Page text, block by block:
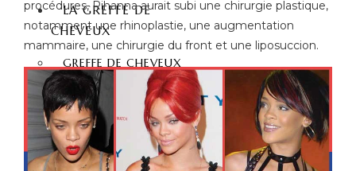
LA GREFFE DE
CHEVEUX
GREFFE DE CHEVEUX
GREFFE DE CHEVEUX FUE
GREFFE DE CHEVEUX DHI
GREFFE DE CHEVEUX
SAPHIR FUE
GREFFE DE BARBE
procédures, Rihanna aurait subi une chirurgie plastique,
notamment une rhinoplastie, une augmentation
mammaire, une chirurgie du front et une liposuccion.